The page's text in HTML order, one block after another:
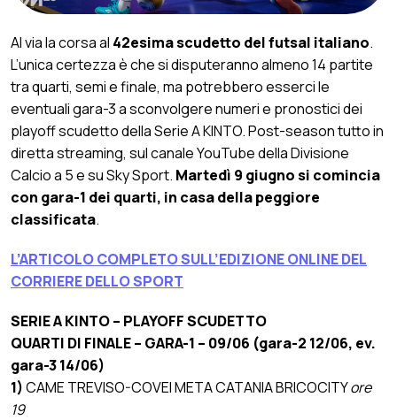
Al via la corsa al 42esima scudetto del futsal italiano.
L’unica certezza è che si disputeranno almeno 14 partite
tra quarti, semi e finale, ma potrebbero esserci le
eventuali gara-3 a sconvolgere numeri e pronostici dei
playoff scudetto della Serie A KINTO. Post-season tutto in
diretta streaming, sul canale YouTube della Divisione
Calcio a 5 e su Sky Sport. Martedì 9 giugno si comincia
con gara-1 dei quarti, in casa della peggiore
classificata.
L’ARTICOLO COMPLETO SULL’EDIZIONE ONLINE DEL
CORRIERE DELLO SPORT
SERIE A KINTO – PLAYOFF SCUDETTO
QUARTI DI FINALE – GARA-1 – 09/06 (gara-2 12/06, ev.
gara-3 14/06)
1)CAME TREVISO-COVEI META CATANIA BRICOCITYore
19